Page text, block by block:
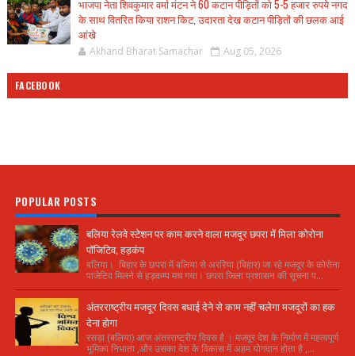
भाजपा नेता शिवकुमार वर्मा मंटन ने 60 कटान पीड़ितों को 5-5 हजार रुपये नगद
के साथ वितरित किया राशन किट, उदारता देख कटान पीड़ितों की छलक आई
आंखे
Akhand Bharat Samachar Aug 05, 2026
FACEBOOK
POPULAR POSTS
बलिया रेलवे स्टेशन पर काम करने वाला मजदूर छपरा में मिला कोरोना
पॉजिटिव, हड़कंप
बलिया। बिहार के छपरा में बलिया से अररिया (बिहार) जा रहे मजदूर के कोरोना
पाजेटिव मिलने से हड़कम्प मच गया। छपरा जिला प्रशासन की सूचना प...
अंतरराष्ट्रीय मजदूर दिवस बधाई देने से काम नहीं चलेगा मजदूरों का हक
देना होगा
रसड़ा (बलिया) आज अंतरराष्ट्रीय दिवस है । मजदूर देश के निर्माण में महत्वपूर्ण
भूमिका निभाता ,और उसका देश के विकास में अहम योगदान होता है ,...